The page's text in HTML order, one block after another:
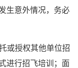
生意外情况，务必
或授权其他单位招
进行招飞培训；面